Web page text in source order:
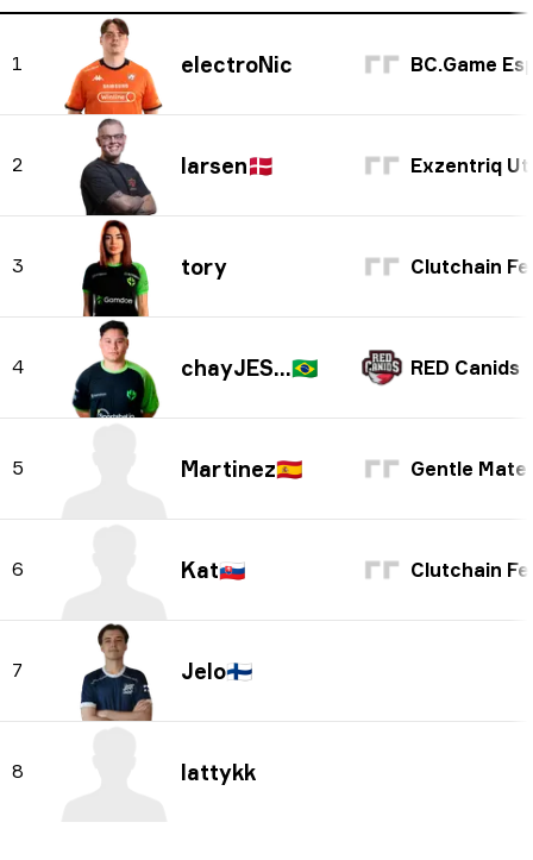
1 electroNic BC.Game
2 larsen🇩🇰 Exzentriq
3 tory Clutchain
4 chayJESUS 🇧🇷 RED Canids
5 Martinez🇪🇸 Gentle
6 Kat🇸🇰 Clutchain
7 Jelo🇫🇮
8 lattykk